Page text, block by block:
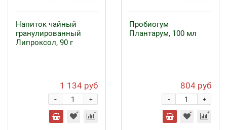
Напиток чайный
гранулированный
Липроксол, 90 г
1 134 руб
+
-
Пробиогум
Плантарум, 100 мл
804 руб
+
-